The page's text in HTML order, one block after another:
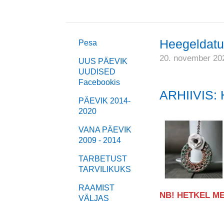
Pesa
UUS PÄEVIK
UUDISED
Facebookis
PÄEVIK 2014-
2020
VANA PÄEVIK
2009 - 2014
TARBETUST
TARVILIKUKS
RAAMIST
VÄLJAS
20. november
ARHIIVIS:
NB! HETKEL